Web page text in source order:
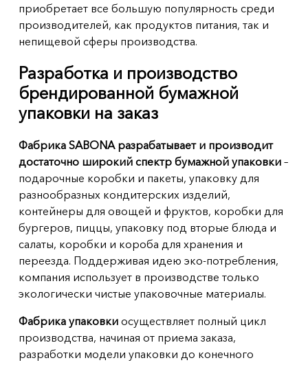
приобретает все большую популярность среди
производителей, как продуктов питания, так и
непищевой сферы производства.
Разработка и производство
брендированной бумажной
упаковки на заказ
Фабрика SABONA разрабатывает и производит
достаточно широкий спектр бумажной упаковки–
подарочные коробки и пакеты, упаковку для
разнообразных кондитерских изделий,
контейнеры для овощей и фруктов, коробки для
бургеров, пиццы, упаковку под вторые блюда и
салаты, коробки и короба для хранения и
переезда. Поддерживая идею эко-потребления,
компания использует в производстве только
экологически чистые упаковочные материалы.
Фабрика упаковкиосуществляет полный цикл
производства, начиная от приема заказа,
разработки модели упаковки до конечного